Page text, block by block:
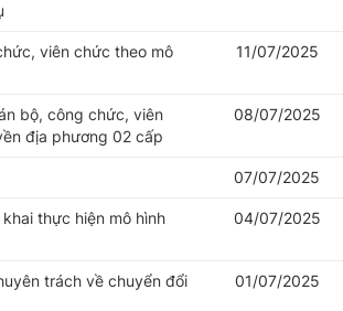
viên chức theo mô
11/07/2025
bộ, công chức, viên
địa phương 02 cấp
08/07/2025
07/07/2025
thực hiện mô hình
04/07/2025
trách về chuyển đổi
01/07/2025